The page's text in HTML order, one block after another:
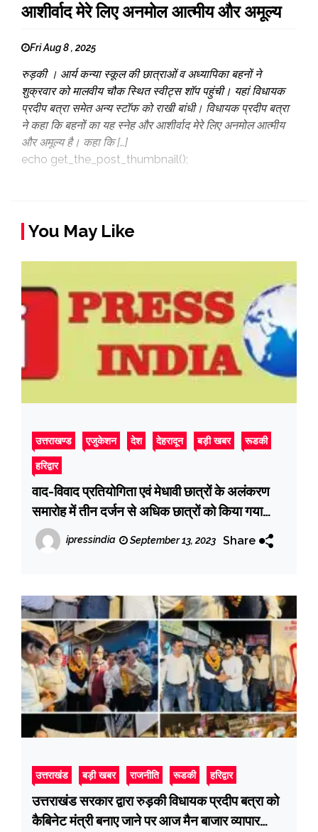
आशीर्वाद मेरे लिए अनमोल आत्मीय और अमूल्य
Fri Aug 8 , 2025
रुड़की । आर्य कन्या स्कूल की छात्राओं व अध्यापिका बहनों ने
शुक्रवार को मालवीय चौक स्थित स्वीट्स शॉप पहुंची। यहां विधायक
प्रदीप बत्रा समेत अन्य स्टॉफ को राखी बांधी। विधायक प्रदीप बत्रा
ने कहा कि बहनों का यह स्नेह और आशीर्वाद मेरे लिए अनमोल आत्मीय
और अमूल्य है। कहा कि […]
echo get_the_post_thumbnail();
You May Like
उत्तराखण्ड एजुकेशन देश देहरादून बड़ी खबर रूडकी
हरिद्वार
वाद-विवाद प्रतियोगिता एवं मेधावी छात्रों के अलंकरण
समारोह में तीन दर्जन से अधिक छात्रों को किया गया
पुरस्कृत
ipressindia September 13, 2023 Share
उत्तराखंड बड़ी खबर राजनीति रूडकी हरिद्वार
उत्तराखंड सरकार द्वारा रुड़की विधायक प्रदीप बत्रा को
कैबिनेट मंत्री बनाए जाने पर आज मैन बाजार व्यापार